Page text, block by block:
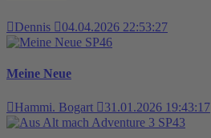
Dennis
04.04.2026 22:53:27
SP46
Meine Neue
Hammi. Bogart
31.01.2026 19:43:17
SP43